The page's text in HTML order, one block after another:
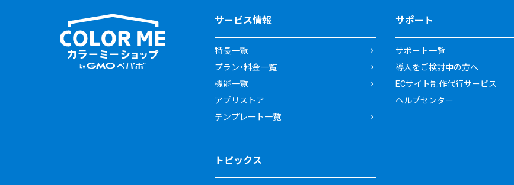
サービス情報
特長一覧
プラン・料金一覧
機能一覧
アプリストア
テンプレート一覧
サポート
サポート一覧
導入をご検討中の方へ
ECサイト制作代行サービス
ヘルプセンター
トピックス